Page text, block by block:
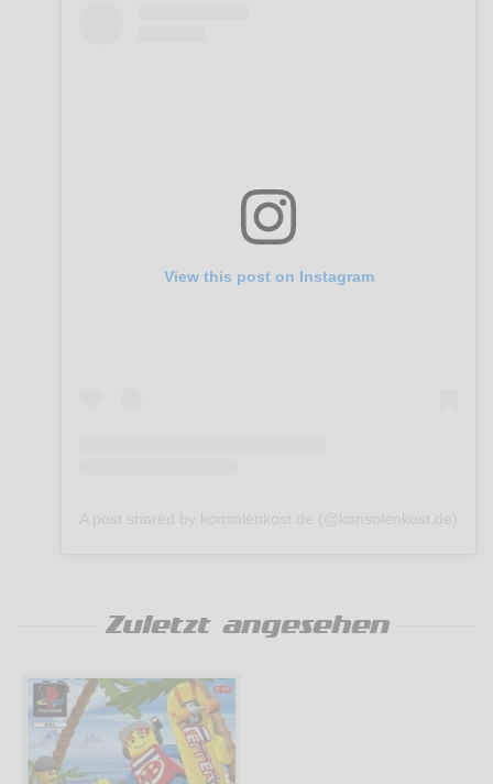
View this post on Instagram
Zuletzt angesehen